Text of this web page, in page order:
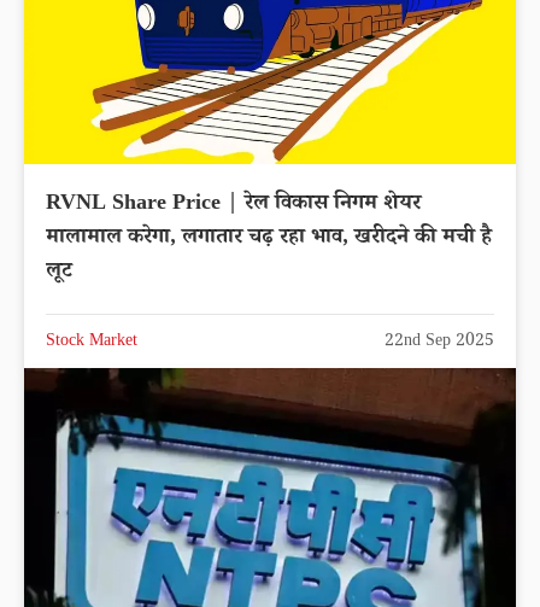
RVNL Share Price | रेल विकास निगम शेयर
मालामाल करेगा, लगातार चढ़ रहा भाव, खरीदने की मची है
लूट
Stock Market 22nd Sep 2025